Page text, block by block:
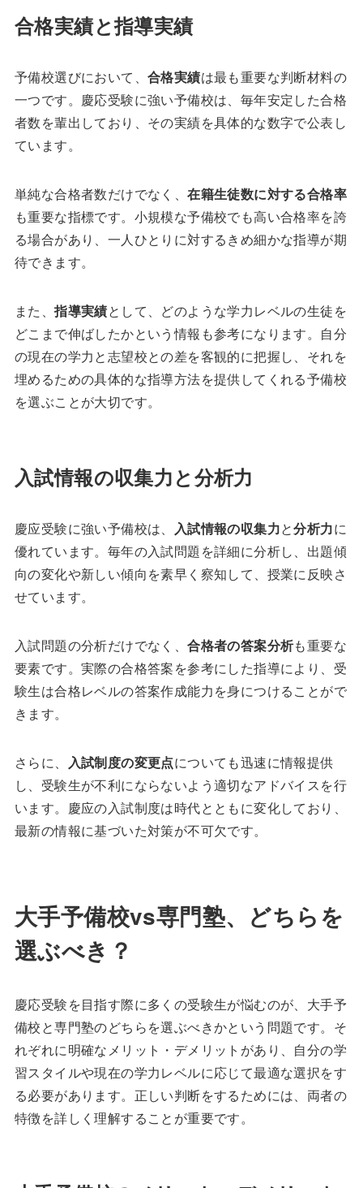
合格実績と指導実績
予備校選びにおいて、 合格実績は最も重要な判断材料の
一つです。慶応受験に強い予備校は、毎年安定した合格
者数を輩出しており、その実績を具体的な数字で公表し
ています。
単純な合格者数だけでなく、在籍生徒数に対する合格率
も重要な指標です。小規模な予備校でも高い合格率を誇
る場合があり、一人ひとりに対するきめ細かな指導が期
待できます。
また、指導実績として、どのような学力レベルの生徒を
どこまで伸ばしたかという情報も参考になります。自分
の現在の学力と志望校との差を客観的に把握し、それを
埋めるための具体的な指導方法を提供してくれる予備校
を選ぶことが大切です。
入試情報の収集力と分析力
慶应受験に強い予備校は、 入試情報の収集力と分析力に
優れています。毎年の入試問題を詳細に分析し、出題傾
向の変化や新しい傾向を素早く察知して、授業に反映さ
せています。
入試問題の分析だけでなく、合格者の答案分析も重要な
要素です。実際の合格答案を参考にした指導により、受
験生は合格レベルの答案作成能力を身につけることがで
きます。
さらに、 入試制度の変更点についても迅速に情報提供
し、受験生が不利にならないよう適切なアドバイスを行
います。慶应の入試制度は時代とともに変化しており、
最新の情報に基づいた対策が不可欠です。
大手予備校vs専門塾、どちらを
選ぶべき？
慶応受験を目指す際に多くの受験生が悩むのが、大手予
備校と専門塾のどちらを選ぶべきかという問題です。そ
れぞれに明確なメリット・デメリットがあり、自分の学
習スタイルや現在の学力レベルに応じて最適な選択をす
る必要があります。正しい判断をするためには、両者の
特徴を詳しく理解することが重要です。